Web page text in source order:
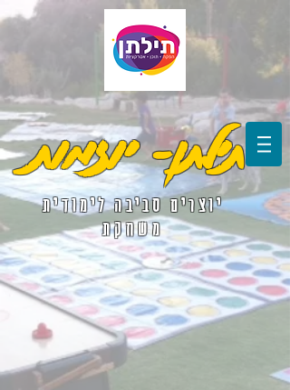
תילתן- יוזמות
יוצרים סביבה לימודית
משחקת